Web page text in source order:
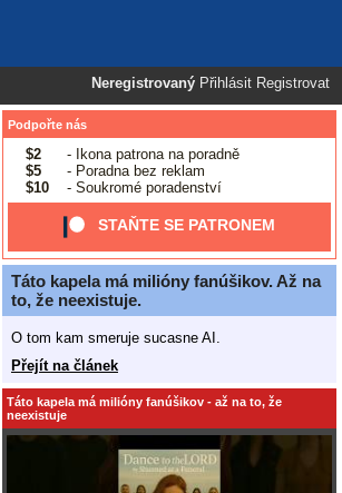
Neregistrovaný Přihlásit Registrovat
Podpořte nás
$2
- Ikona patrona na poradně
$5
- Poradna bez reklam
$10
- Soukromé poradenství
STAŇTE SE PATRONEM
Táto kapela má milióny fanúšikov. Až na
to, že neexistuje.
O tom kam smeruje sucasne AI.
Přejít na článek
Táto kapela má milióny fanúšikov - až na to, že
neexistuje